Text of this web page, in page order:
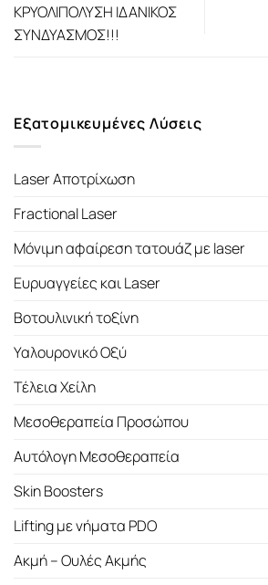
ΚΡΥΟΛΙΠΟΛΥΣΗ ΙΔΑΝΙΚΟΣ
ΣΥΝΔΥΑΣΜΟΣ!!!
Εξατομικευμένες Λύσεις
Laser Αποτρίχωση
Fractional Laser
Μόνιμη αφαίρεση τατουάζ με laser
Ευρυαγγείες και Laser
Βοτουλινική τοξίνη
Υαλουρονικό Οξύ
Τέλεια Χείλη
Μεσοθεραπεία Προσώπου
Αυτόλογη Μεσοθεραπεία
Skin Boosters
Lifting με νήματα PDO
Ακμή – Ουλές Ακμής